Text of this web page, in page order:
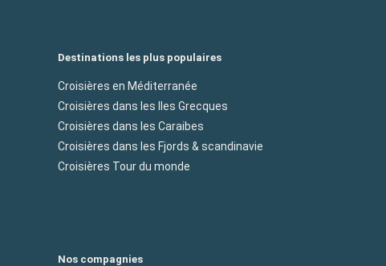
Destinations les plus populaires
Croisières en Méditerranée
Croisières dans les Iles Grecques
Croisières dans les Caraibes
Croisières dans les Fjords & scandinavie
Croisières Tour du monde
Nos compagnies